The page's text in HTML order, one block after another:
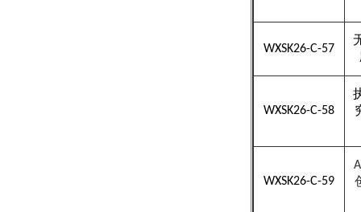
WXSK26-C-57
WXSK26-C-58
WXSK26-C-59